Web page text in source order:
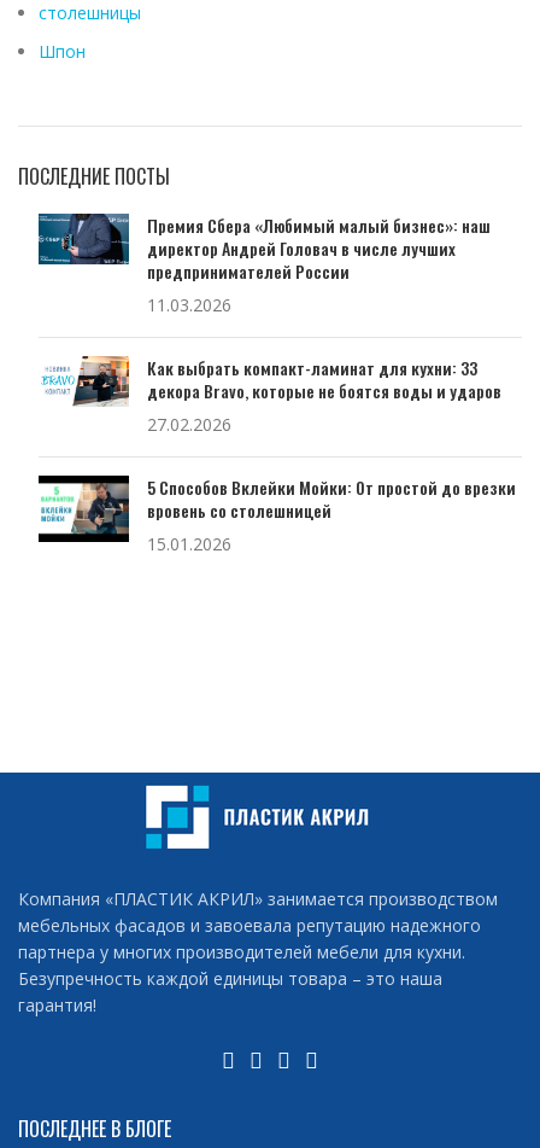
столешницы
Шпон
ПОСЛЕДНИЕ ПОСТЫ
Премия Сбера «Любимый малый бизнес»: наш
директор Андрей Головач в числе лучших
предпринимателей России
11.03.2026
Как выбрать компакт-ламинат для кухни: 33
декора Bravo, которые не боятся воды и ударов
27.02.2026
5 Способов Вклейки Мойки: От простой до врезки
вровень со столешницей
15.01.2026
Компания «ПЛАСТИК АКРИЛ» занимается производством
мебельных фасадов и завоевала репутацию надежного
партнера у многих производителей мебели для кухни.
Безупречность каждой единицы товара – это наша
гарантия!
ПОСЛЕДНЕЕ В БЛОГЕ